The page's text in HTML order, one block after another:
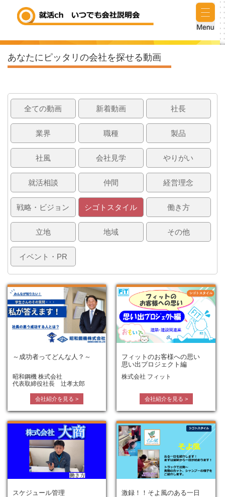
あなたにピッタリの会社を探せる動画
全ての動画 新着動画 社長
業界 職種 製品
社風 会社見学 やりがい
就活相談 仲間 経営理念
戦略・ビジョン シゴトスタイル 働き方
立地 地域 その他
イベント・PR
～成功者ってどんな人？～
昭和鋼機 株式会社
代表取締役社長 辻孝太郎
会社紹介を見る >
フィットのお客様への思い
思い出プロジェクト編
株式会社 フィット
会社紹介を見る >
スケジュール管理 激録！！そよ風のある一日